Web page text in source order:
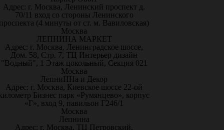
Адрес: г. Москва, Ленинский проспект д.
70/11 вход со стороны Ленинского
(4 минуты от ст. м. Вавиловская)
Москва
ЛЕПНИНА МАРКЕТ
Адрес: г. Москва, Ленинградское шоссе,
Дом. 58, Стр. 7, ТЦ Интерьер дизайн
"Водный", 1 Этаж цокольный, Секция 021
Москва
ЛепниННа и Декор
Адрес: г. Москва, Киевское шоссе 22-ой
Бизнес парк «Румянцево», корпус
«Г», вход 9, павильон Г246/1
Москва
Лепнина
Адрес: г. Москва, ТЦ Петровский,